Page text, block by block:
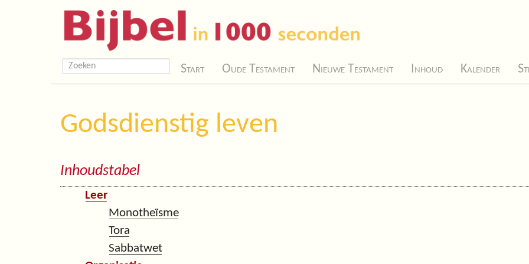
Start Oude Testament Nieuwe Testament Inhoud Kalender
Godsdienstig leven
Inhoudstabel
Leer
Monotheïsme
Tora
Sabbatwet